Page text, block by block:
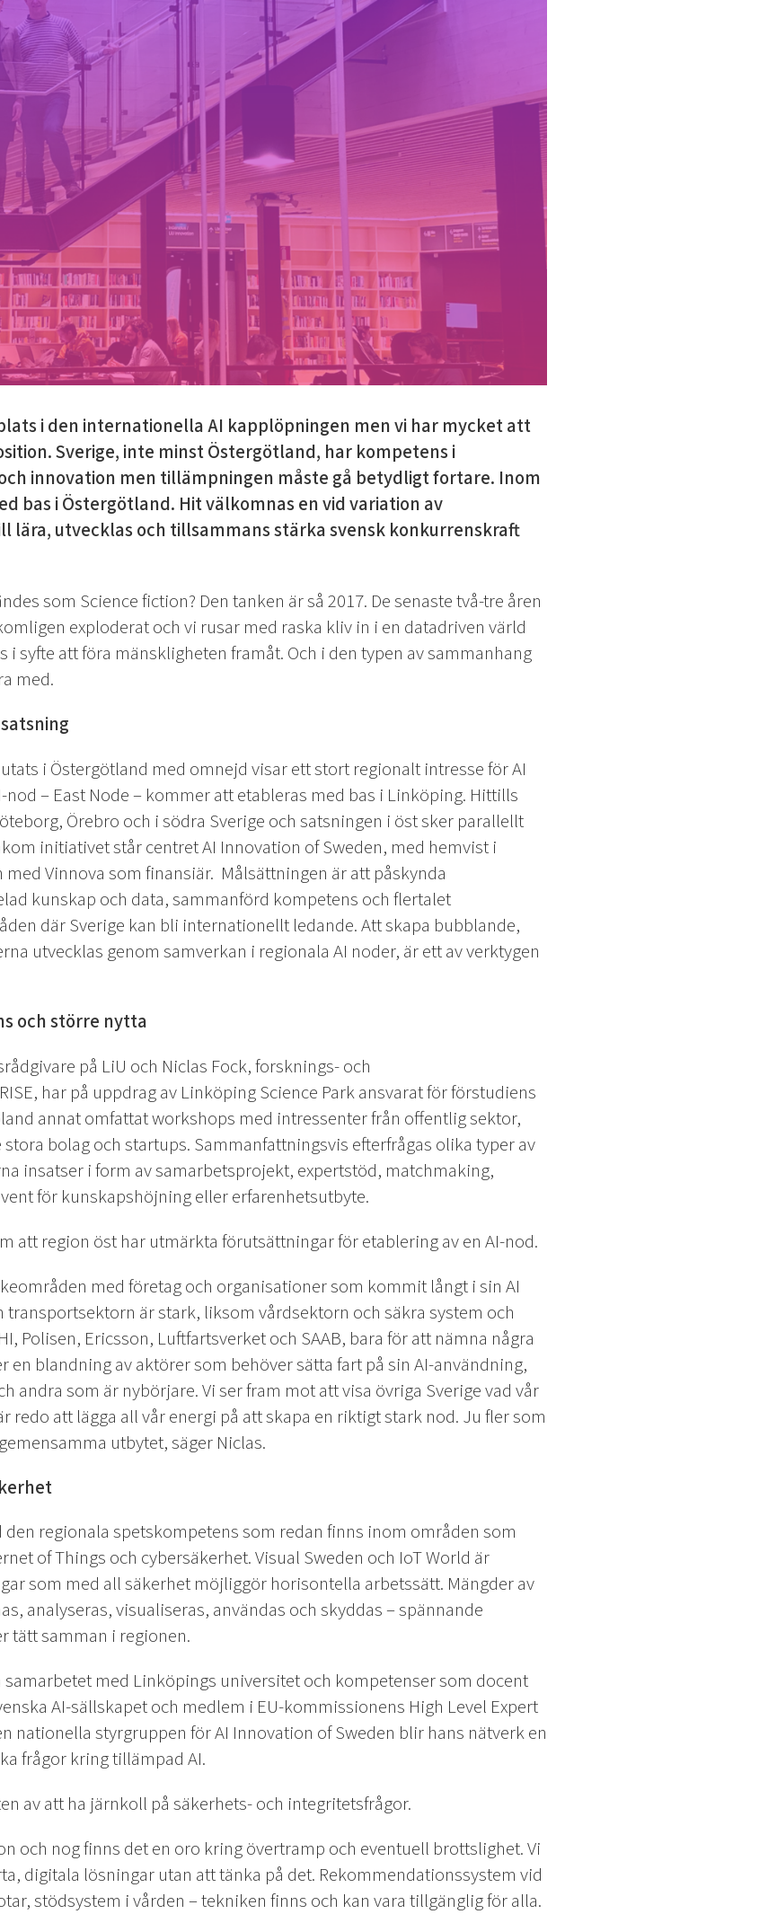
i den internationella AI kapplöpningen men vi har mycket att
Sverige, inte minst Östergötland, har kompetens i
innovation men tillämpningen måste gå betydligt fortare. Inom
bas i Östergötland. Hit välkomnas en vid variation av
lära, utvecklas och tillsammans stärka svensk konkurrenskraft
som Science fiction? Den tanken är så 2017. De senaste två-tre åren
exploderat och vi rusar med raska kliv in i en datadriven värld
i syfte att föra mänskligheten framåt. Och i den typen av sammanhang
med.
i Östergötland med omnejd visar ett stort regionalt intresse för AI
nod – East Node – kommer att etableras med bas i Linköping. Hittills
Örebro och i södra Sverige och satsningen i öst sker parallellt
initiativet står centret AI Innovation of Sweden, med hemvist i
Vinnova som finansiär. Målsättningen är att påskynda
kunskap och data, sammanförd kompetens och flertalet
där Sverige kan bli internationellt ledande. Att skapa bubblande,
utvecklas genom samverkan i regionala AI noder, är ett av verktygen
och större nytta
på LiU och Niclas Fock, forsknings- och
har på uppdrag av Linköping Science Park ansvarat för förstudiens
annat omfattat workshops med intressenter från offentlig sektor,
bolag och startups. Sammanfattningsvis efterfrågas olika typer av
insatser i form av samarbetsprojekt, expertstöd, matchmaking,
för kunskapshöjning eller erfarenhetsutbyte.
att region öst har utmärkta förutsättningar för etablering av en AI-nod.
med företag och organisationer som kommit långt i sin AI
är stark, liksom vårdsektorn och säkra system och
Polisen, Ericsson, Luftfartsverket och SAAB, bara för att nämna några
en blandning av aktörer som behöver sätta fart på sin AI-användning,
andra som är nybörjare. Vi ser fram mot att visa övriga Sverige vad vår
redo att lägga all vår energi på att skapa en riktigt stark nod. Ju fler som
utbytet, säger Niclas.
regionala spetskompetens som redan finns inom områden som
of Things och cybersäkerhet. Visual Sweden och IoT World är
som med all säkerhet möjliggör horisontella arbetssätt. Mängder av
analyseras, visualiseras, användas och skyddas – spännande
tätt samman i regionen.
samarbetet med Linköpings universitet och kompetenser som docent
AI-sällskapet och medlem i EU-kommissionens High Level Expert
nationella styrgruppen för AI Innovation of Sweden blir hans nätverk en
frågor kring tillämpad AI.
av att ha järnkoll på säkerhets- och integritetsfrågor.
och nog finns det en oro kring övertramp och eventuell brottslighet. Vi
digitala lösningar utan att tänka på det. Rekommendationssystem vid
stödsystem i vården – tekniken finns och kan vara tillgänglig för alla.